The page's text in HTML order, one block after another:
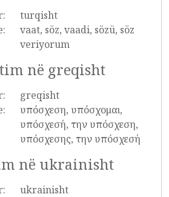
turqisht
vaat, söz, vaadi, sözü, söz
veriyorum
në greqisht
greqisht
υπόσχεση, υπόσχομαι,
υπόσχεσή, την υπόσχεση,
υπόσχεσης, την υπόσχεσή
në ukrainisht
ukrainisht